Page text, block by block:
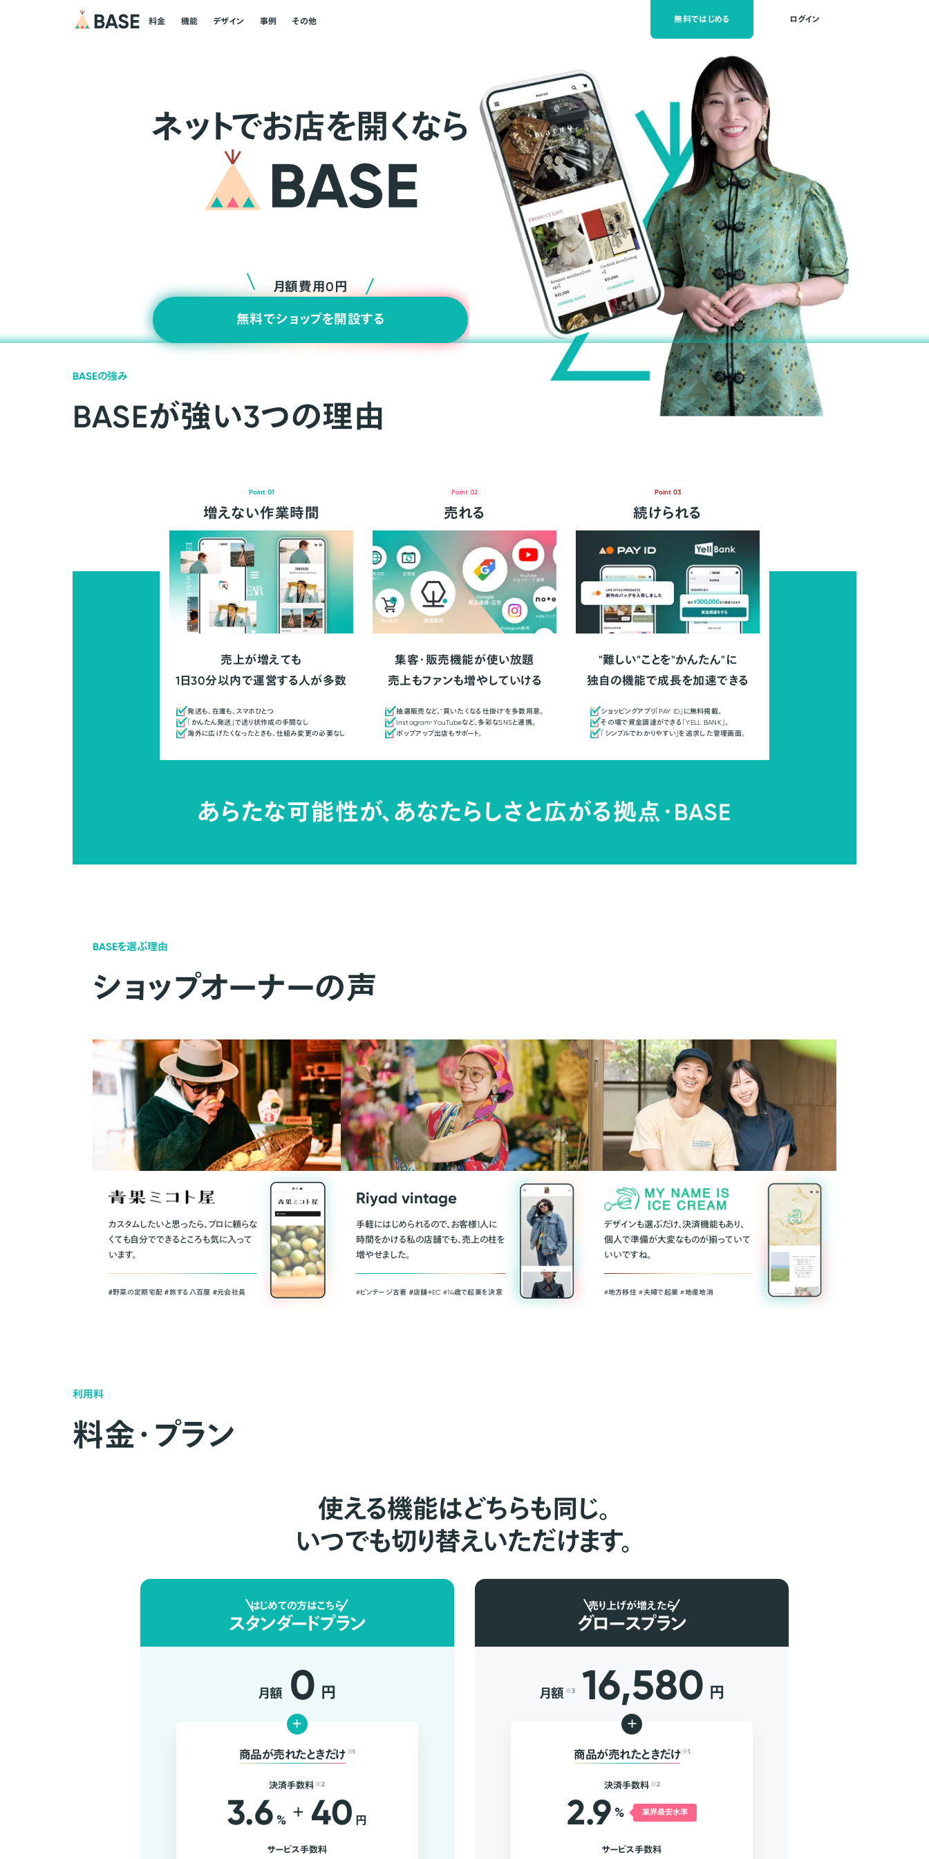
料金 機能 デザイン 事例 その他 無料ではじめる ログイン
ネッ トでお店を開くなら
月額費用0円
無料でショップを開設する
BASEの強み
BASEが強い3つの理由
Point 01
増えない作業時間
売上が増えても
1日30分以内で運営する人が多数
発送も、在庫も、スマホひとつ
「かんたん発送」で送り状作成の手間なし
海外に広げたくなったときも、仕組み変更の必要なし
Point 02
売れる
集客・販売機能が使い放題
売上もファンも増やしていける
抽選販売など、"買いたくなる仕掛け"を多数用意。
Instagram・YouTubeなど、多彩なSNSと連携。
ポップアップ出店もサポート。
Point 03
続けられる
"難しい"ことを"かんたん"に
独自の機能で成長を加速できる
ショッピングアプリ「PAY ID」に無料掲載。
その場で資金調達ができる「YELL BANK」。
「シンプルでわかりやすい」を追求した管理画面。
あらたな可能性が、あなたらしさと広がる拠点・BASE
BASEを選ぶ理由
ショップオーナーの声
カスタムしたいと思ったら、プロに頼らな
くても自分でできるところも気に入って
います。
＃野菜の定期宅配 ＃旅する八百屋 ＃元会社員
Riyad vintage
手軽にはじめられるので、お客様1人に
時間をかける私の店舗でも、売上の柱を
増やせました。
#ビンテージ古着 ＃店舗＋EC #14歳で起業を決意
デザインも選ぶだけ、決済機能もあり、
個人で準備が大変なものが揃っていて
いいですね。
#地方移住 #夫婦で起業 #地産地消
利用料
料金・プラン
使える機能はどちらも同じ。
いつでも切り替えいただけます。
はじめての方はこちら
スタンダードプラン
月額 0 円
+
商品が売れたときだけ ※1
決済手数料 ※2
3.6 % + 40 円
サービス手数料
売り上げが増えたら
グロースプラン
月額 ※3 16,580 円
+
商品が売れたときだけ ※1
決済手数料 ※2
2.9 % 業界最安水準
サービス手数料